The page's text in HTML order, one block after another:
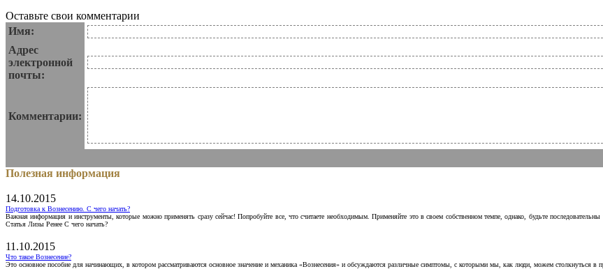
Оставьте свои комментарии
Имя:
Адрес
электронной
почты:
Комментарии:
Полезная информация
14.10.2015
Подготовка к Вознесению. С чего начать?
Важная информация и инструменты, которые можно применять сразу сейчас! Попробуйте все, что считаете необходимым. Применяйте это в своем собственном темпе, однако, будьте
Статья Лизы Ренее С чего начать?
11.10.2015
Что такое Вознесение?
Это основное пособие для начинающих, в котором рассматриваются основное значение и механика «Вознесения» и обсуждаются различные симптомы, с которыми мы, как люди, можем столкнуться в